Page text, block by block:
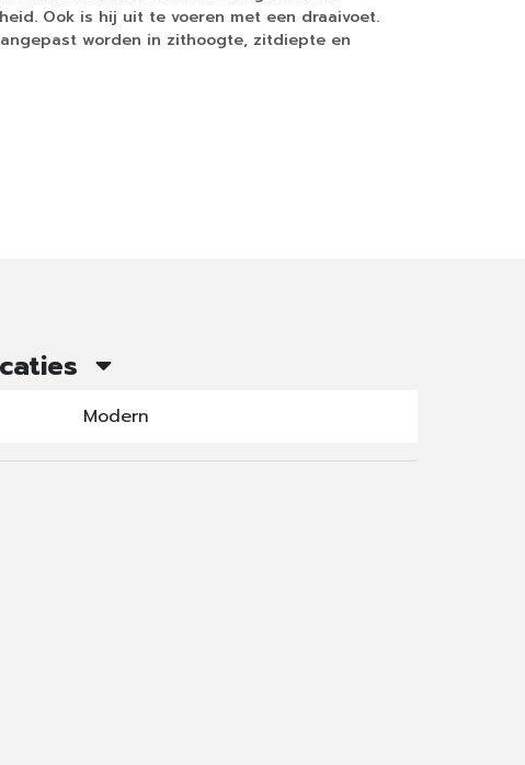
Ook is hij uit te voeren met een draaivoet.
worden in zithoogte, zitdiepte en
Modern